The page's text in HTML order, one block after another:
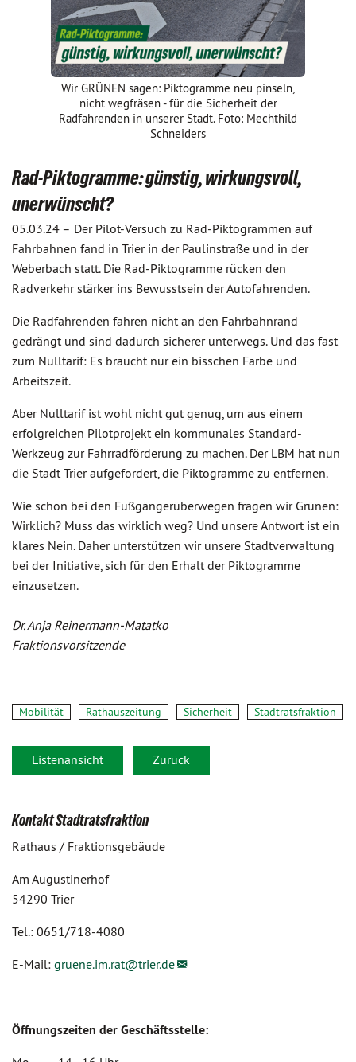
Wir GRÜNEN sagen: Piktogramme neu pinseln,
nicht wegfräsen - für die Sicherheit der
Radfahrenden in unserer Stadt. Foto: Mechthild
Schneiders
Rad-Piktogramme: günstig, wirkungsvoll,
unerwünscht?
05.03.24 – Der Pilot-Versuch zu Rad-Piktogrammen auf
Fahrbahnen fand in Trier in der Paulinstraße und in der
Weberbach statt. Die Rad-Piktogramme rücken den
Radverkehr stärker ins Bewusstsein der Autofahrenden.
Die Radfahrenden fahren nicht an den Fahrbahnrand
gedrängt und sind dadurch sicherer unterwegs. Und das fast
zum Nulltarif: Es braucht nur ein bisschen Farbe und
Arbeitszeit.
Aber Nulltarif ist wohl nicht gut genug, um aus einem
erfolgreichen Pilotprojekt ein kommunales Standard-
Werkzeug zur Fahrradförderung zu machen. Der LBM hat nun
die Stadt Trier aufgefordert, die Piktogramme zu entfernen.
Wie schon bei den Fußgängerüberwegen fragen wir Grünen:
Wirklich? Muss das wirklich weg? Und unsere Antwort ist ein
klares Nein. Daher unterstützen wir unsere Stadtverwaltung
bei der Initiative, sich für den Erhalt der Piktogramme
einzusetzen.
Dr. Anja Reinermann-Matatko
Fraktionsvorsitzende
Mobilität Rathauszeitung Sicherheit Stadtratsfraktion
Listenansicht Zurück
Kontakt Stadtratsfraktion
Rathaus / Fraktionsgebäude
Am Augustinerhof
54290 Trier
Tel.: 0651/718-4080
E-Mail: gruene.im.rat@trier.de
Öffnungszeiten der Geschäftsstelle: